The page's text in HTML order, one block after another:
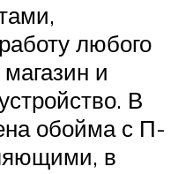
любого
и
В
обойма с П-
в